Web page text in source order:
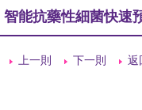
智能抗藥性細菌快速
上一則 下一則 返